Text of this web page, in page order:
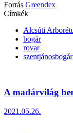
Forrás Greendex
Címkék
Alcsúti
bogár
rovar
szentjánosbogár
A madárvilág
2021.05.26.